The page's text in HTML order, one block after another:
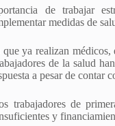
de trabajar
medidas de
ya realizan
de la salud
a pesar de contar
trabajadores de
y